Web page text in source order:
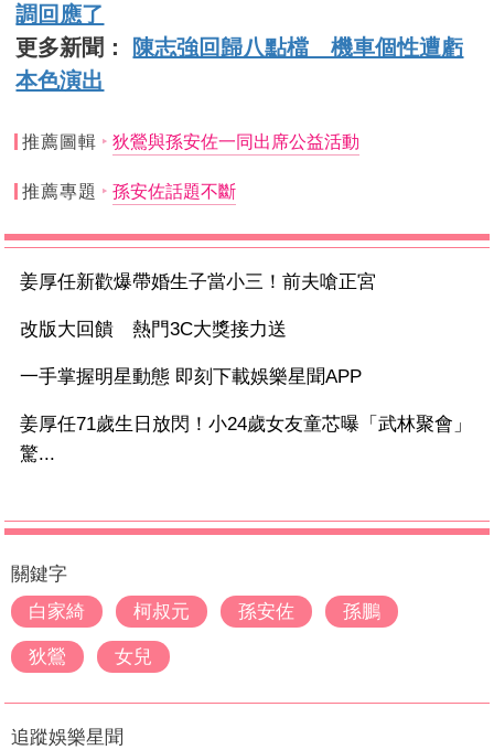
調回應了
更多新聞：
陳志強回歸八點檔 機車個性遭虧
本色演出
推薦圖輯 狄鶯與孫安佐一同出席公益活動
推薦專題 孫安佐話題不斷
姜厚任新歡爆帶婚生子當小三！前夫嗆正宮
改版大回饋 熱門3C大獎接力送
一手掌握明星動態 即刻下載娛樂星聞APP
姜厚任71歲生日放閃！小24歲女友童芯曝「武林聚會」
驚...
關鍵字
白家綺
柯叔元 孫安佐 孫鵬
狄鶯 女兒
追蹤娛樂星聞